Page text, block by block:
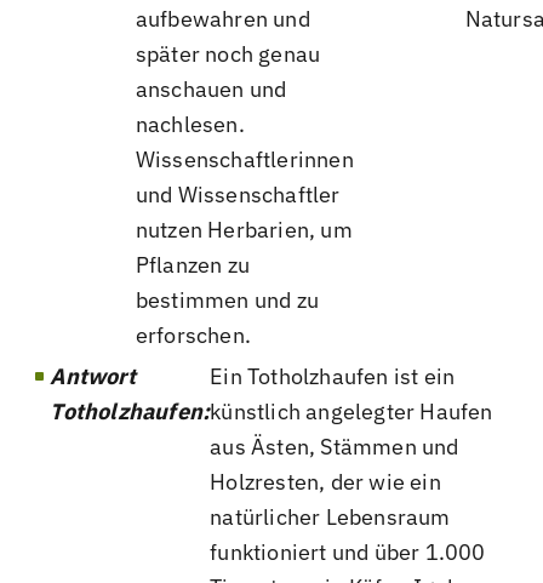
aufbewahren und
später noch genau
anschauen und
nachlesen.
Wissenschaftlerinnen
und Wissenschaftler
nutzen Herbarien, um
Pflanzen zu
bestimmen und zu
erforschen.
Antwort
Totholzhaufen:
Ein Totholzhaufen ist ein
künstlich angelegter Haufen
aus Ästen, Stämmen und
Holzresten, der wie ein
natürlicher Lebensraum
funktioniert und über 1.000